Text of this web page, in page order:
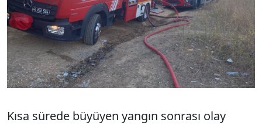
Kısa sürede büyüyen yangın sonrası olay